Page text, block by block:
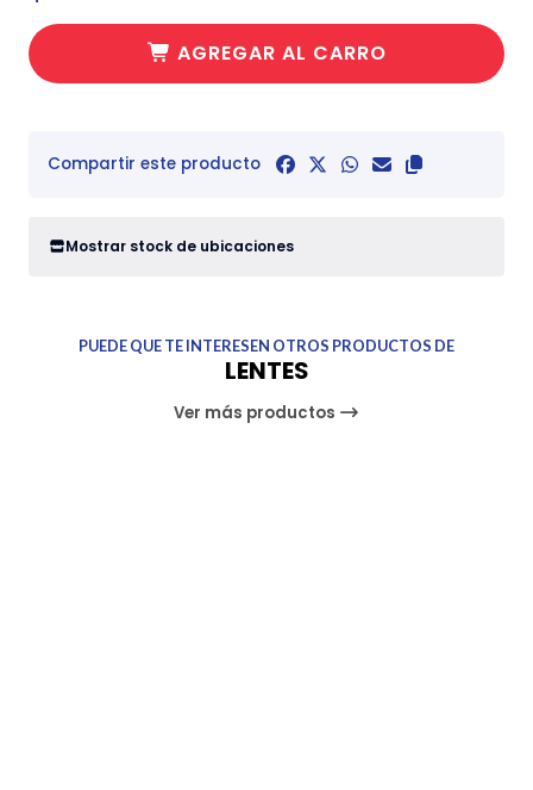
AGREGAR AL CARRO
Compartir este producto
Mostrar stock de ubicaciones
PUEDE QUE TE INTERESEN OTROS PRODUCTOS DE
LENTES
Ver más productos